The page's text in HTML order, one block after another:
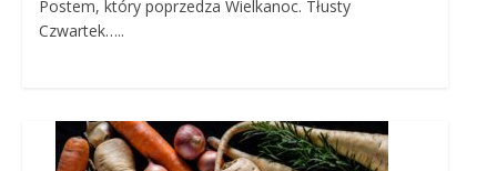
Postem, który poprzedza Wielkanoc. Tłusty
Czwartek…..